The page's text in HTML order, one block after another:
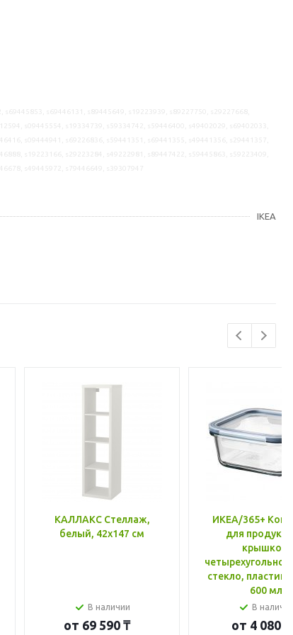
IKEA
КАЛЛАКС Стеллаж,
белый, 42x147 см
В наличии
от 69 590 ₸
ИКЕА/365+
для
крышкой,
стекло, пластик
600 мл
В
от 4 080 ₸